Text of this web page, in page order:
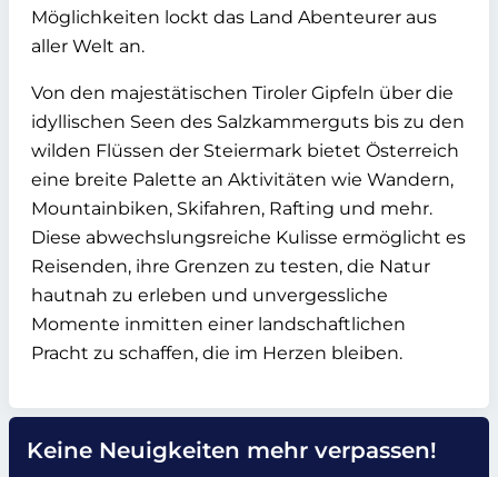
Möglichkeiten lockt das Land Abenteurer aus
aller Welt an.
Von den majestätischen Tiroler Gipfeln über die
idyllischen Seen des Salzkammerguts bis zu den
wilden Flüssen der Steiermark bietet Österreich
eine breite Palette an Aktivitäten wie Wandern,
Mountainbiken, Skifahren, Rafting und mehr.
Diese abwechslungsreiche Kulisse ermöglicht es
Reisenden, ihre Grenzen zu testen, die Natur
hautnah zu erleben und unvergessliche
Momente inmitten einer landschaftlichen
Pracht zu schaffen, die im Herzen bleiben.
Keine Neuigkeiten mehr verpassen!